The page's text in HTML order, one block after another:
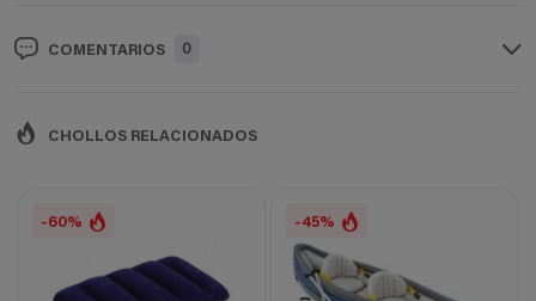
COMENTARIOS 0
CHOLLOS RELACIONADOS
-60% -45%